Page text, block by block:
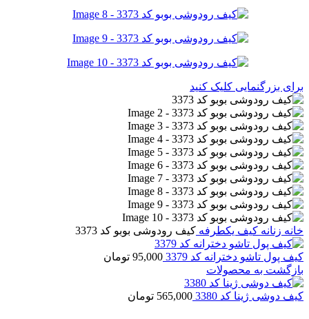
برای بزرگنمایی کلیک کنید
خانه زنانه کیف یکطرفه کیف رودوشی بوبو کد 3373
کیف پول تاشو دخترانه کد 3379 95,000 تومان
بازگشت به محصولات
کیف دوشی ژینا کد 3380 565,000 تومان